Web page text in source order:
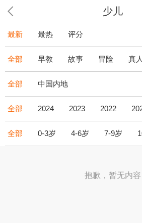
少儿
最新 最热 评分
全部 早教 故事 冒险 真人
全部 中国内地
全部 2024 2023 2022
全部 0-3岁 4-6岁 7-9岁
抱歉，暂无内容